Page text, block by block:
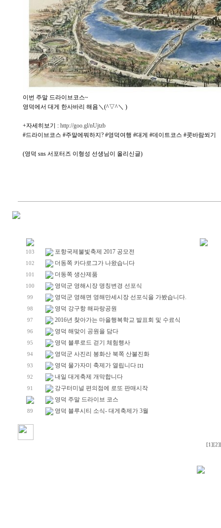
이번 주말 드라이브코스~
영덕에서 대게 한사바리 해욤＼(^▽^＼ )
+자세히보기 : http://goo.gl/nUjtzb
#드라이브코스 #주말에뭐하지? #영덕여행 #대게 #데이트코스 #콧바람쐬기
(영덕 sns 서포터즈 이형성 선생님이 올리신글)
103 포항국제불빛축제 2017 공모전
102 더동쪽 카다로그가 나왔습니다
101 더동쪽 생산제품
100 영덕군 영해시장 명칭변경 선포식
99 영덕군 영해면 영해만세시장 선포식을 가봤습니다.
98 영덕 강구항 해파랑공원
97 2016년 찾아가는 마을행복학교 발표회 및 수료식
96 영덕 해맞이 공원을 담다
95 영덕 블루로드 걷기 체험행사
94 영덕군 사진리 봉화산 북쪽 산불진화
93 영덕 물가자미 축제가 열립니다 [1]
92 내일 대게축제 개막합니다
91
강구터미널 편의점에 로또 판매시작
영덕 주말 드라이브 코스
89 영덕 블루시티 소식- 대게축제가 3월
[1] [2]